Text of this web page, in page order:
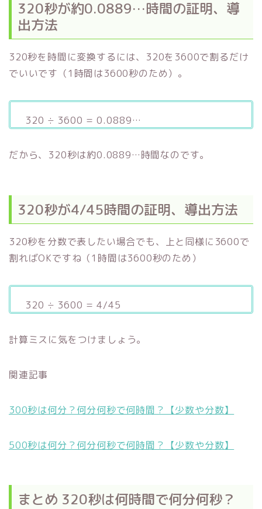
320秒が約0.0889…時間の証明、導
出方法
320秒を時間に変換するには、320を3600で割るだけ
でいいです（1時間は3600秒のため）。
320 ÷ 3600 = 0.0889…
だから、320秒は約0.0889…時間なのです。
320秒が4/45時間の証明、導出方法
320秒を分数で表したい場合でも、上と同様に3600で
割ればOKですね（1時間は3600秒のため）
320 ÷ 3600 = 4/45
計算ミスに気をつけましょう。
関連記事
300秒は何分？何分何秒で何時間？【少数や分数】
500秒は何分？何分何秒で何時間？【少数や分数】
まとめ 320秒は何時間で何分何秒？